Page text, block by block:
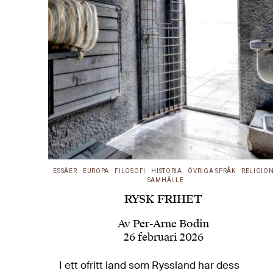
ESSÄER EUROPA FILOSOFI HISTORIA ÖVRIGA SPRÅK
SAMHÄLLE
RYSK FRIHET
AvPer-Arne Bodin
26 februari 2026
I ett ofritt land som Ryssland har dess